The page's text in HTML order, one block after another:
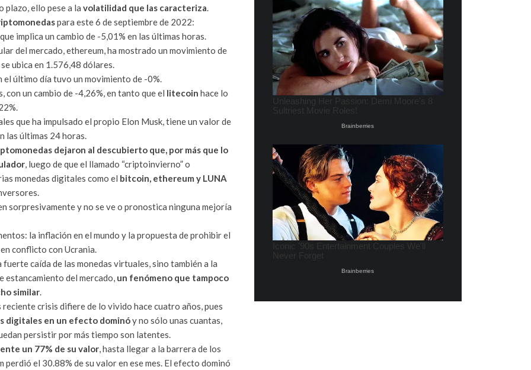
plazo, ello pese a la volatilidad que las caracteriza.
para este 6 de septiembre de 2022:
implica un cambio de -5,01% en las últimas horas.
del mercado, ethereum, ha mostrado un movimiento de
ubica en 1.576,48 dólares.
el último día tuvo un movimiento de -0%.
un cambio de -4,26%, en tanto que el litecoin hace lo
que ha impulsado el propio Elon Musk, tiene un valor de
las últimas 24 horas.
dejaron al descubierto que, por más que lo
, luego de que el llamado “criptoinvierno” o
monedas digitales como el bitcoin, ethereum y LUNA
sorpresivamente y no se ve o pronostica ninguna mejoría
la inflación en el mundo y la propuesta de prohibir el
conflicto con Ucrania.
caída de las monedas virtuales, sino también a la
estancamiento del mercado, un fenómeno que tampoco
similar.
reciente crisis difiere de lo vivido hace cuatro años, pues
digitales en un efecto dominóy no sólo unas cuantas,
persistir por más tiempo son latentes.
un 77% de su valor, hasta llegar a la barrera de los
el 30.88% de su valor en ese mes. El efecto dominó